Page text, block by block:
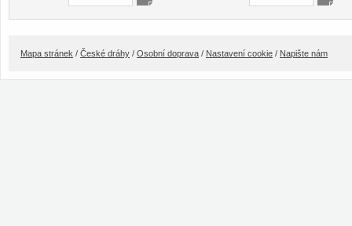
Mapa stránek / České dráhy / Osobní doprava / Nastavení cookie / Napište nám